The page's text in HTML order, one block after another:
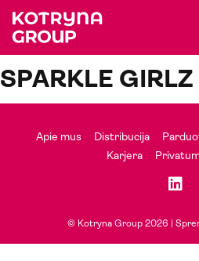
SPARKLE GIRLZ
Apie mus Distribucija
Karjera
© Kotryna Group 2026 |